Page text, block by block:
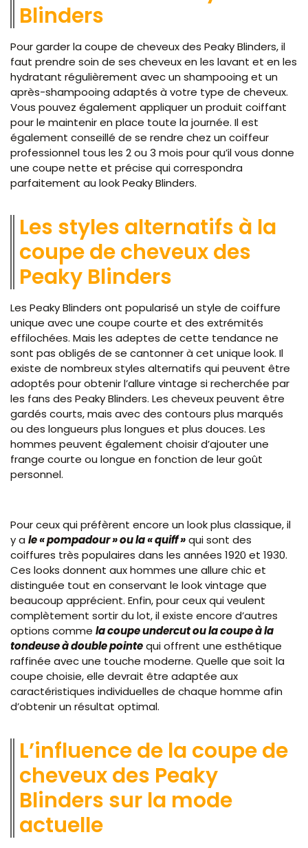
Blinders
Pour garder la coupe de cheveux des Peaky Blinders, il
faut prendre soin de ses cheveux en les lavant et en les
hydratant régulièrement avec un shampooing et un
après-shampooing adaptés à votre type de cheveux.
Vous pouvez également appliquer un produit coiffant
pour le maintenir en place toute la journée. Il est
également conseillé de se rendre chez un coiffeur
professionnel tous les 2 ou 3 mois pour qu’il vous donne
une coupe nette et précise qui correspondra
parfaitement au look Peaky Blinders.
Les styles alternatifs à la
coupe de cheveux des
Peaky Blinders
Les Peaky Blinders ont popularisé un style de coiffure
unique avec une coupe courte et des extrémités
effilochées. Mais les adeptes de cette tendance ne
sont pas obligés de se cantonner à cet unique look. Il
existe de nombreux styles alternatifs qui peuvent être
adoptés pour obtenir l’allure vintage si recherchée par
les fans des Peaky Blinders. Les cheveux peuvent être
gardés courts, mais avec des contours plus marqués
ou des longueurs plus longues et plus douces. Les
hommes peuvent également choisir d’ajouter une
frange courte ou longue en fonction de leur goût
personnel.
Pour ceux qui préfèrent encore un look plus classique, il
y a le « pompadour » ou la « quiff »qui sont des
coiffures très populaires dans les années 1920 et 1930.
Ces looks donnent aux hommes une allure chic et
distinguée tout en conservant le look vintage que
beaucoup apprécient. Enfin, pour ceux qui veulent
complètement sortir du lot, il existe encore d’autres
options comme la coupe undercut ou la coupe à la
tondeuse à double pointequi offrent une esthétique
raffinée avec une touche moderne. Quelle que soit la
coupe choisie, elle devrait être adaptée aux
caractéristiques individuelles de chaque homme afin
d’obtenir un résultat optimal.
L’influence de la coupe de
cheveux des Peaky
Blinders sur la mode
actuelle